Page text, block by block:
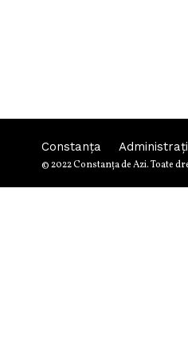
Constanța
© 2022 Constanţa de Azi. Toate